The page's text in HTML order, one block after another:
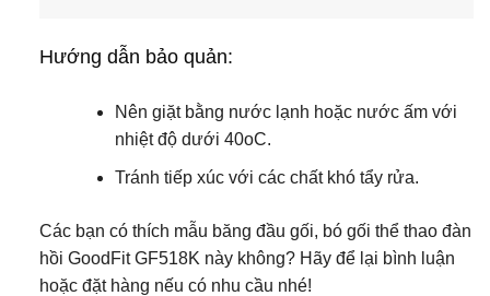
Hướng dẫn bảo quản:
Nên giặt bằng nước lạnh hoặc nước ấm với
nhiệt độ dưới 40oC.
Tránh tiếp xúc với các chất khó tẩy rửa.
Các bạn có thích mẫu băng đầu gối, bó gối thể thao đàn
hồi GoodFit GF518K này không? Hãy để lại bình luận
hoặc đặt hàng nếu có nhu cầu nhé!